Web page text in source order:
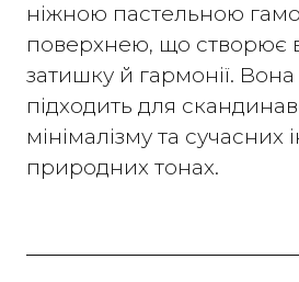
ніжною пастельною
поверхнею, що створює
затишку й гармонії.
підходить для
мінімалізму та сучасних
природних тонах.